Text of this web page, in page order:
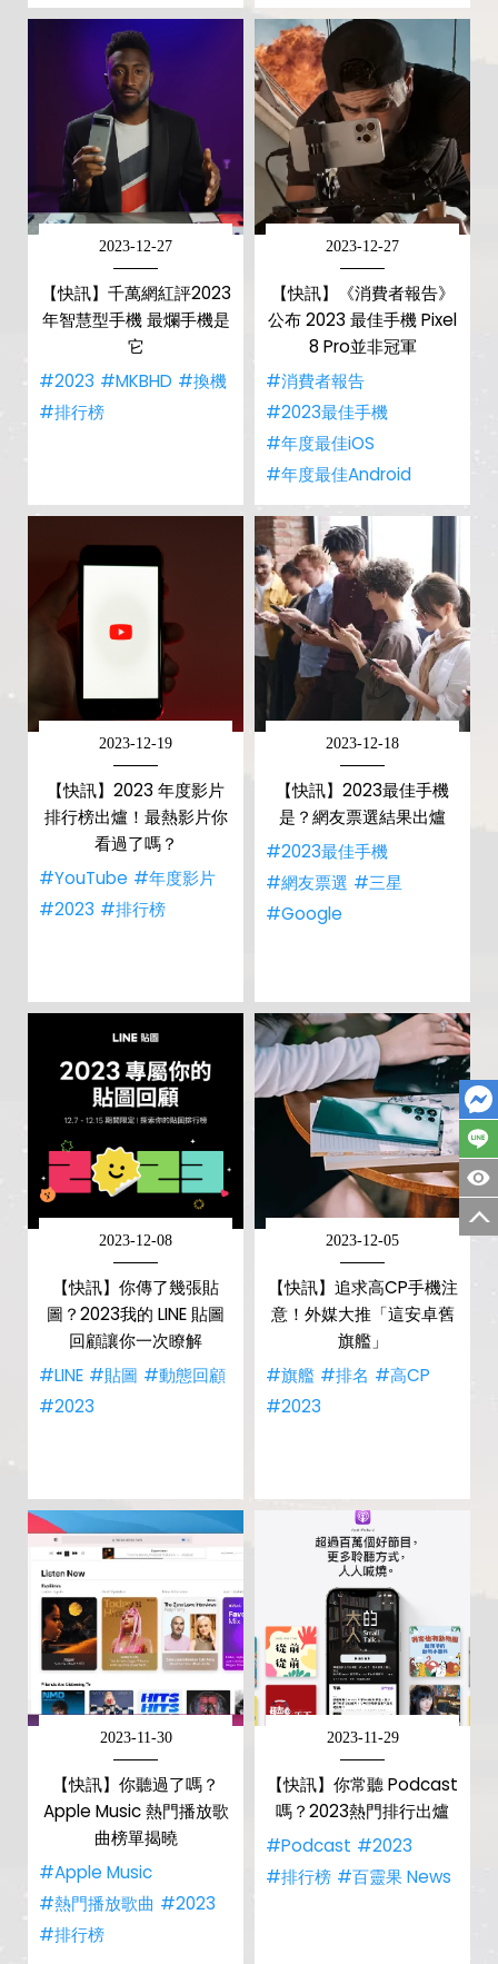
2023-12-27
【快訊】千萬網紅評2023
年智慧型手機 最爛手機是
它
#2023 #MKBHD #換機
#排行榜
2023-12-27
【快訊】《消費者報告》
公布 2023 最佳手機 Pixel
8 Pro並非冠軍
#消費者報告
#2023最佳手機
#年度最佳iOS
#年度最佳Android
2023-12-19
【快訊】2023 年度影片
排行榜出爐！最熱影片你
看過了嗎？
#YouTube #年度影片
#2023 #排行榜
2023-12-18
【快訊】2023最佳手機
是？網友票選結果出爐
#2023最佳手機
#網友票選 #三星
#Google
2023-12-08
【快訊】你傳了幾張貼
圖？2023我的 LINE 貼圖
回顧讓你一次瞭解
#LINE #貼圖 #動態回顧
#2023
2023-12-05
【快訊】追求高CP手機注
意！外媒大推「這安卓舊
旗艦」
#旗艦 #排名 #高CP
#2023
2023-11-30
【快訊】你聽過了嗎？
Apple Music 熱門播放歌
曲榜單揭曉
#Apple Music
#熱門播放歌曲 #2023
#排行榜
2023-11-29
【快訊】你常聽 Podcast
嗎？2023熱門排行出爐
#Podcast #2023
#排行榜 #百靈果 News